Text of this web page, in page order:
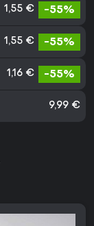
1,55 € -55%
1,55 € -55%
1,16 € -55%
9,99 €